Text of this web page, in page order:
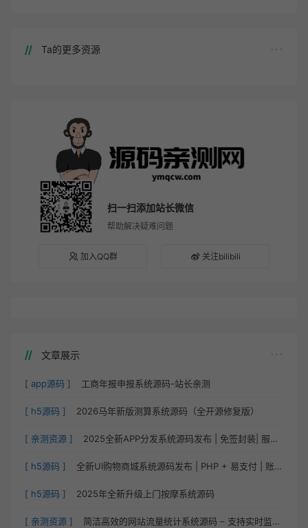
Ta的更多资源
扫一扫添加站长微信
帮助解决疑难问题
加入QQ群 关注bilibili
文章展示
[ app源码 ] 工商年报申报系统源码-站长亲测
[ h5源码 ] 2026马年新版测算系统源码（全开源修复版）
[ 亲测资源 ] 2025全新APP分发系统源码发布 | 免签封装| 服务器直签 |
[ h5源码 ] 全新UI购物商城系统源码发布 | PHP + 易支付 | 账号密码注册
[ h5源码 ] 2025年全新升级上门按摩系统源码
[ 亲测资源 ] 简洁高效的网站流量统计系统源码 – 支持实时监控与数据对比